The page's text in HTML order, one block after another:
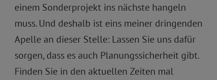
einem Sonderprojekt ins nächste hangeln
muss. Und deshalb ist eins meiner dringenden
Apelle an dieser Stelle: Lassen Sie uns dafür
sorgen, dass es auch Planungssicherheit gibt.
Finden Sie in den aktuellen Zeiten mal